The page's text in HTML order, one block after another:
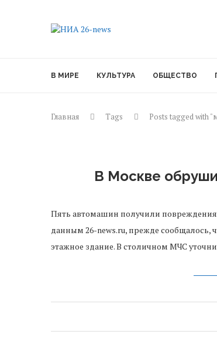
В МИРЕ КУЛЬТУРА ОБЩЕСТВО
Главная Tags Posts tagged with
В Москве
Пять автомашин получили
данным 26-news.ru, прежде сообщалось,
этажное здание. В столичном МЧС